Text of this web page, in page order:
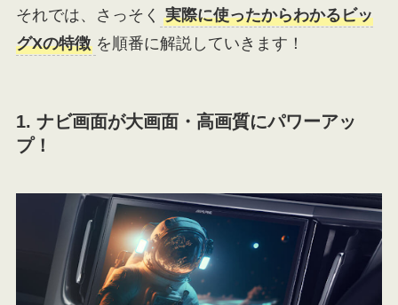
それでは、さっそく 実際に使ったからわかるビッ
グXの特徴 を順番に解説していきます！
1. ナビ画面が大画面・高画質にパワーアッ
プ！